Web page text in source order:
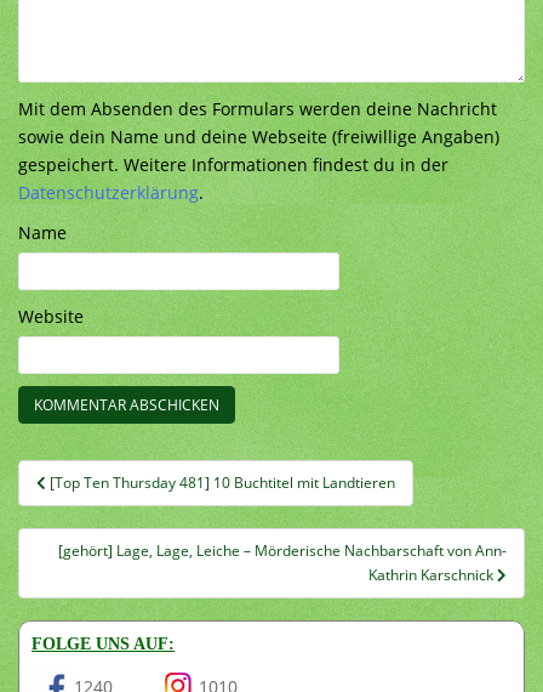
Mit dem Absenden des Formulars werden deine Nachricht
sowie dein Name und deine Webseite (freiwillige Angaben)
gespeichert. Weitere Informationen findest du in der
Datenschutzerklärung.
Name
Website
Beitragsnavigation
[Top Ten Thursday 481] 10 Buchtitel mit Landtieren
[gehört] Lage, Lage, Leiche – Mörderische Nachbarschaft von Ann-
Kathrin Karschnick
FOLGE UNS AUF:
1240 1010